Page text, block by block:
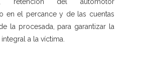
retención del automotor
en el percance y de las cuentas
la procesada, para garantizar la
a la víctima.